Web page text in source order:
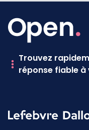
Trouvez
réponse fiable